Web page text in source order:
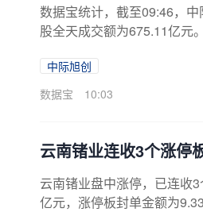
数据宝统计，截至09:46，
股全天成交额为675.11亿元
中际旭创
数据宝
10:03
云南锗业连收3个涨停
云南锗业盘中涨停，已连收
亿元，涨停板封单金额为